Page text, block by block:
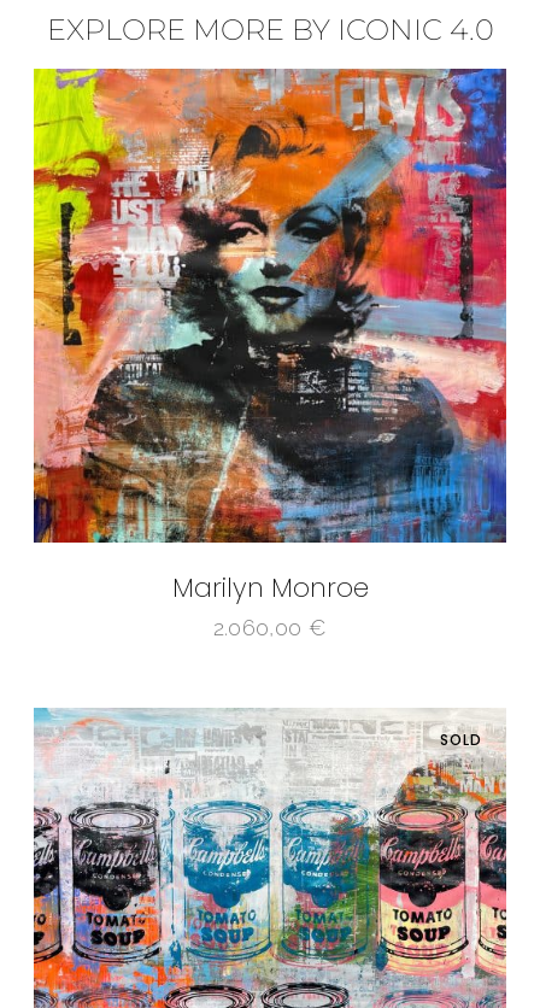
EXPLORE MORE BY ICONIC 4.0
Marilyn Monroe
2.060,00 €
SOLD